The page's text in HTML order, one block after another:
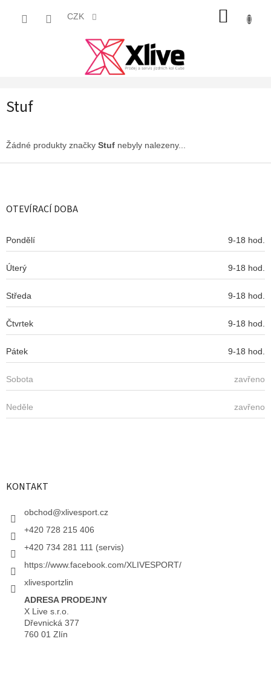
CZK
Stuf
Žádné produkty značky Stuf nebyly nalezeny...
Z
OTEVÍRACÍ DOBA
Pondělí 9-18 hod.
Úterý 9-18 hod.
Středa 9-18 hod.
Čtvrtek 9-18 hod.
Pátek 9-18 hod.
Sobota zavřeno
Neděle zavřeno
KONTAKT
obchod@xlivesport.cz
+420 728 215 406
+420 734 281 111 (servis)
https://www.facebook.com/XLIVESPORT/
xlivesportzlin
ADRESA PRODEJNY
X Live s.r.o.
Dřevnická 377
760 01 Zlín